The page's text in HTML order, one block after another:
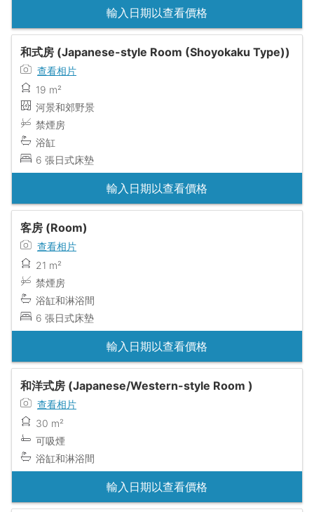
輸入日期以查看價格
和式房 (Japanese-style Room (Shoyokaku Type))
查看相片
19 m²
河景和郊野景
禁煙房
浴缸
6 張日式床墊
輸入日期以查看價格
客房 (Room)
查看相片
21 m²
禁煙房
浴缸和淋浴間
6 張日式床墊
輸入日期以查看價格
和洋式房 (Japanese/Western-style Room )
查看相片
30 m²
可吸煙
浴缸和淋浴間
輸入日期以查看價格